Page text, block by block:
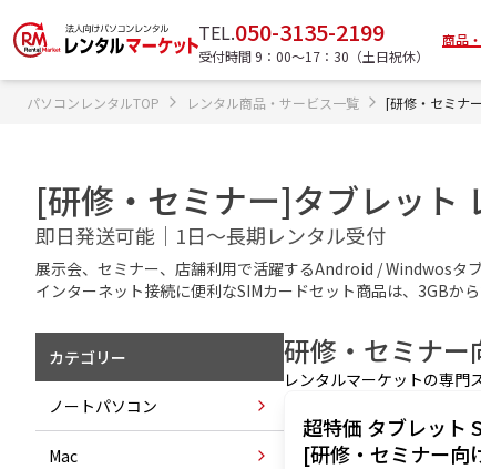
TEL.050-3135-2199
受付時間 9：00〜17：30（土日祝休）
商品
パソコンレンタルTOP レンタル商品・サービス一覧 [研修・セミナ
[研修・セミナー]タブレット
即日発送可能｜1日～長期レンタル受付
展示会、セミナー、店舗利用で活躍するAndroid / Windwosタ
インターネット接続に便利なSIMカードセット商品は、3GBか
カテゴリー
ノートパソコン
Mac
研修・セミナー
レンタルマーケットの専門
超特価 タブレット
[研修・セミナー向